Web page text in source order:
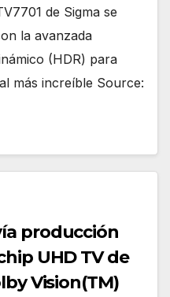
de Sigma se
la avanzada
(HDR) para
más increíble Source:
producción
UHD TV de
Vision(TM)